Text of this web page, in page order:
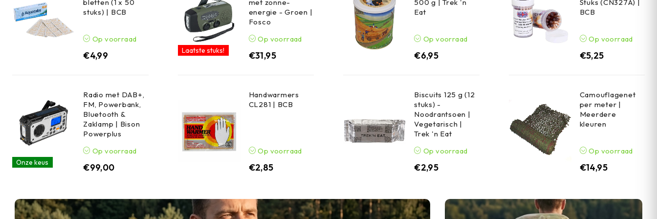
bletten (1 x 50
stuks) | BCB
Op voorraad
€4,99 Laatste stuks!
met zonne-
energie - Groen |
Fosco
Op voorraad
€31,95
500 g | Trek 'n
Eat
Op voorraad
€6,95
Stuks (CN327A) |
BCB
Op voorraad
€5,25
Onze keus
Radio met DAB+,
FM, Powerbank,
Bluetooth &
Zaklamp | Bison
Powerplus
Op voorraad
€99,00
Handwarmers
CL281 | BCB
Op voorraad
€2,85
Biscuits 125 g (12
stuks) -
Noodrantsoen |
Vegetarisch |
Trek 'n Eat
Op voorraad
€2,95
Camouflagenet
per meter |
Meerdere
kleuren
Op voorraad
€14,95